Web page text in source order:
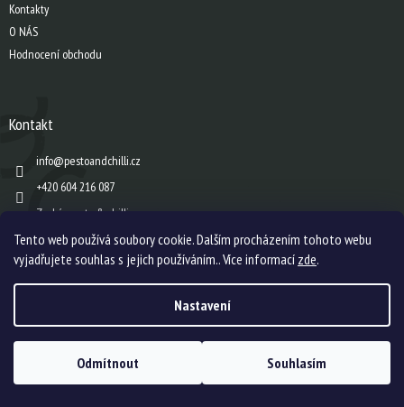
Tento web používá soubory cookie. Dalším procházením tohoto webu
vyjadřujete souhlas s jejich používáním.. Více informací zde.
Nastavení
Odmítnout Souhlasím
Kontakty
O NÁS
Hodnocení obchodu
Kontakt
info@pestoandchilli.cz
+420 604 216 087
Zach´s pesto & chilli
Copyright 2026Zach's pesto & chilli s.r.o.. Všechna práva vyhrazena.Upravit